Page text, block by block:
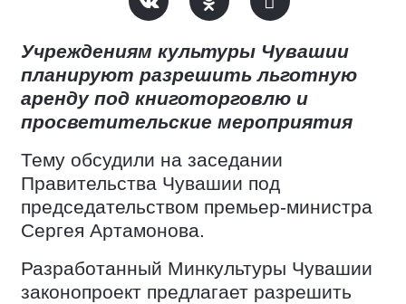
Учреждениям культуры Чувашии
планируют разрешить льготную
аренду под книготорговлю и
просветительские мероприятия
Тему обсудили на заседании
Правительства Чувашии под
председательством премьер-министра
Сергея Артамонова.
Разработанный Минкультуры Чувашии
законопроект предлагает разрешить